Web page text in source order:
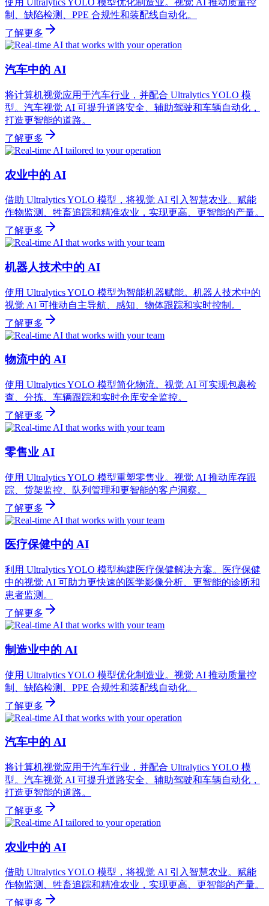
使用 Ultralytics YOLO 模型优化制造业。视觉 AI 推动质量控
制、缺陷检测、PPE 合规性和装配线自动化。
了解更多
汽车中的 AI
将计算机视觉应用于汽车行业，并配合 Ultralytics YOLO 模
型。汽车视觉 AI 可提升道路安全、辅助驾驶和车辆自动化，
打造更智能的道路。
了解更多
农业中的 AI
借助 Ultralytics YOLO 模型，将视觉 AI 引入智慧农业。赋能
作物监测、牲畜追踪和精准农业，实现更高、更智能的产量。
了解更多
机器人技术中的 AI
使用 Ultralytics YOLO 模型为智能机器赋能。机器人技术中的
视觉 AI 可推动自主导航、感知、物体跟踪和实时控制。
了解更多
物流中的 AI
使用 Ultralytics YOLO 模型简化物流。视觉 AI 可实现包裹检
查、分拣、车辆跟踪和实时仓库安全监控。
了解更多
零售业 AI
使用 Ultralytics YOLO 模型重塑零售业。视觉 AI 推动库存跟
踪、货架监控、队列管理和更智能的客户洞察。
了解更多
医疗保健中的 AI
利用 Ultralytics YOLO 模型构建医疗保健解决方案。医疗保健
中的视觉 AI 可助力更快速的医学影像分析、更智能的诊断和
患者监测。
了解更多
制造业中的 AI
使用 Ultralytics YOLO 模型优化制造业。视觉 AI 推动质量控
制、缺陷检测、PPE 合规性和装配线自动化。
了解更多
汽车中的 AI
将计算机视觉应用于汽车行业，并配合 Ultralytics YOLO 模
型。汽车视觉 AI 可提升道路安全、辅助驾驶和车辆自动化，
打造更智能的道路。
了解更多
农业中的 AI
借助 Ultralytics YOLO 模型，将视觉 AI 引入智慧农业。赋能
作物监测、牲畜追踪和精准农业，实现更高、更智能的产量。
了解更多